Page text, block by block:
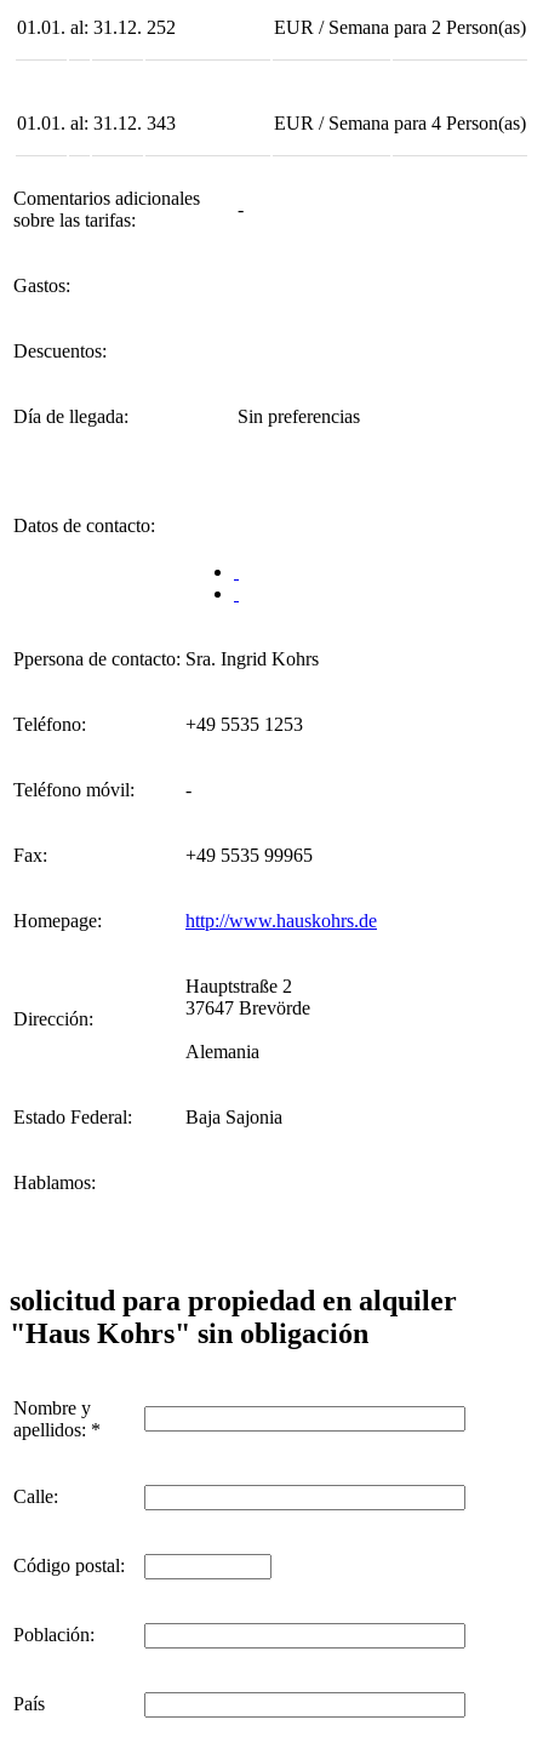
01.01. al: 31.12. 252 EUR / Semana para 2 Person(as)
01.01. al: 31.12. 343 EUR / Semana para 4 Person(as)
Comentarios adicionales
sobre las tarifas:
-
Gastos:
Descuentos:
Día de llegada: Sin preferencias
Datos de contacto:
Ppersona de contacto: Sra. Ingrid Kohrs
Teléfono: +49 5535 1253
Teléfono móvil: -
Fax: +49 5535 99965
Homepage: http://www.hauskohrs.de
Dirección:
Hauptstraße 2
37647 Brevörde
Alemania
Estado Federal: Baja Sajonia
Hablamos:
solicitud para propiedad en alquiler
"Haus Kohrs" sin obligación
Nombre y
apellidos: *
Calle:
Código postal:
Población:
País